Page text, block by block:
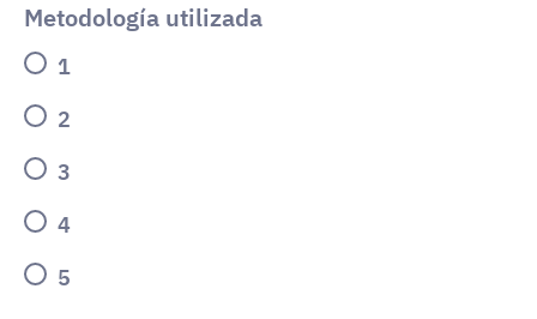
Metodología utilizada
1
2
3
4
5